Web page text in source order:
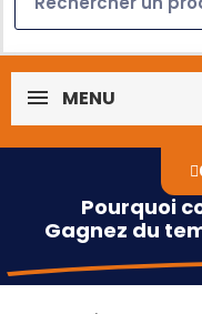
MENU
Pourquoi
Gagnez du